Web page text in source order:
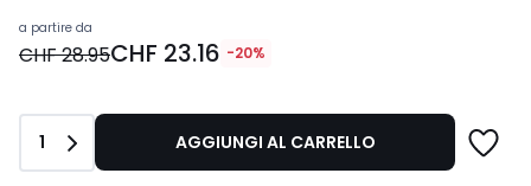
Prezzo
a
23.16
invece
a partire da
CHF 28.95CHF 23.16 -20%
Quantità
1 AGGIUNGI AL CARRELLO